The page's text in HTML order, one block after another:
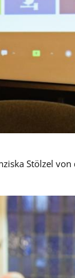
Stölzel